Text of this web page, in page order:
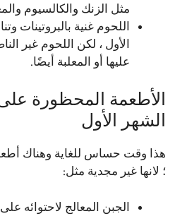
مثل الزنك والكالسيوم
اللحوم غنية بالبروتينات
الأول ، لكن اللحوم غير
عليها أو المعلبة أيضًا.
الأطعمة المحظورة
الشهر الأول
هذا وقت حساس للغاية وهناك
؛ لانها غير مجدية مثل:
الجبن المعالج لاحتوائه